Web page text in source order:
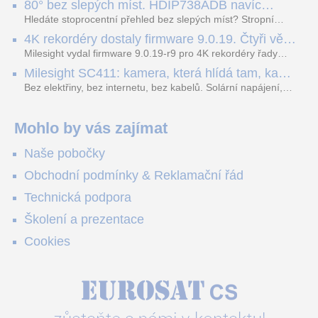
dopravních přestupků. Tento systém, poháněný
sofistikovanými algoritmy umělé inteligence (AI), je navržen
tak, aby poskytoval komplexní nástroje pro vymáhání
dopravních předpisů, zvyšoval bezpečnost na silnicích a
optimalizoval plynulost dopravy v moderních městech.
80° bez slepých míst. HDIP738ADB navíc
streamuje na YouTube – bez PC.
Hledáte stoprocentní přehled bez slepých míst? Stropní
panoramatická kamera HDIP738ADB skládá obraz ze dvou
4MP senzorů SONY do jednoho čistého 180° záběru bez
zkreslení. K tomu přidává AI detekci osob a vozidel,
YouTube – bez běžícího počítače.
4K rekordéry dostaly firmware 9.0.19. Čtyři věci,
které musíte vědět.
Milesight vydal firmware 9.0.19-r9 pro 4K rekordéry řady
které vám zjednoduší práci – a jedna z nich vám ušetří
spoustu zbytečných výjezdů k zákazníkům.
Milesight SC411: kamera, která hlídá tam, kam
kabel nedosáhne
Bez elektřiny, bez internetu, bez kabelů. Solární napájení,
váš telefon. Podívejte se na video.
Mohlo by vás zajímat
Naše pobočky
Obchodní podmínky & Reklamační řád
Technická podpora
Školení a prezentace
Cookies